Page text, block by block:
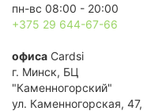
пн-вс 08:00 - 20:00
+375 29 644-67-66
офиса Cardsi
г. Минск, БЦ
"Каменногорский"
ул. Каменногорская, 47,